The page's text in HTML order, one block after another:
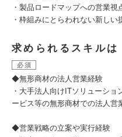
・製品ロードマップへの営業視
・枠組みにとらわれない新しい
求められるスキルは
必須
◆無形商材の法人営業経験
・大手法人向けITソリューシ
ービス等の無形商材での法人営
◆営業戦略の立案や実行経験